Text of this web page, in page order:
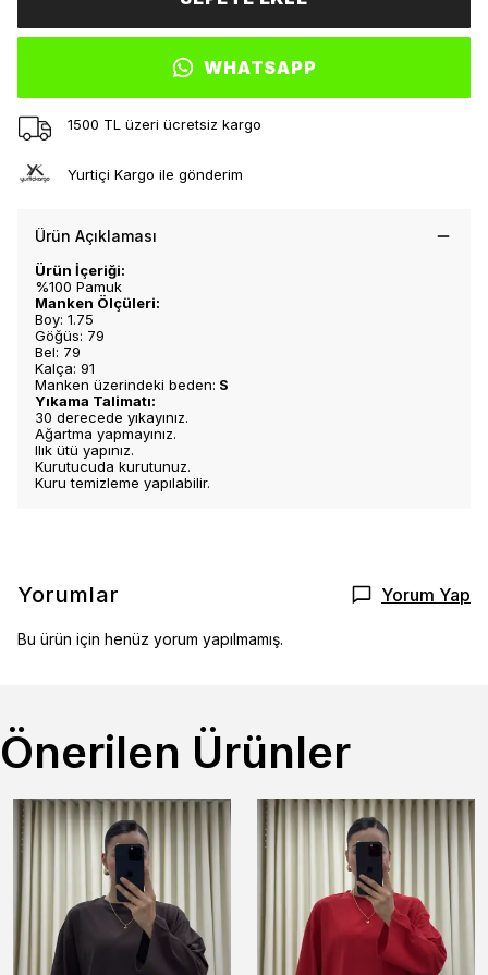
WHATSAPP
1500 TL üzeri ücretsiz kargo
Yurtiçi Kargo ile gönderim
Ürün Açıklaması
Ürün İçeriği:
%100 Pamuk
Manken Ölçüleri:
Boy: 1.75
Göğüs: 79
Bel: 79
Kalça: 91
Manken üzerindeki beden: S
Yıkama Talimatı:
30 derecede yıkayınız.
Ağartma yapmayınız.
Ilık ütü yapınız.
Kurutucuda kurutunuz.
Kuru temizleme yapılabilir.
Yorumlar Yorum Yap
Bu ürün için henüz yorum yapılmamış.
Önerilen Ürünler